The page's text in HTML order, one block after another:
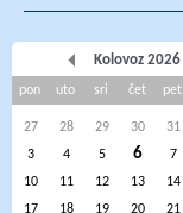
Kolovoz 2026
pon uto sri čet pet
27 28 29 30 31
3
4 5 6 7
10
11 12 13 14
17
18 19 20 21